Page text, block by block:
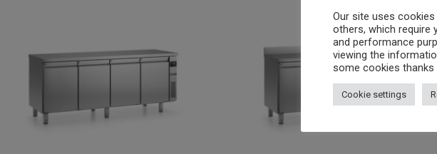
Our site uses
others, which require
and performance
viewing the
some cookies
Cookie settings